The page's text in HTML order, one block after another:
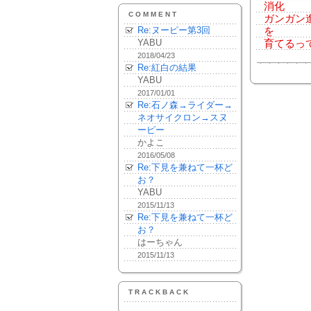
COMMENT
Re:ヌーピー第3回
YABU
2018/04/23
Re:紅白の結果
YABU
2017/01/01
Re:石ノ森→ライダー→
ネオサイクロン→スヌ
ーピー
かよこ
2016/05/08
Re:下見を兼ねて一杯ど
お？
YABU
2015/11/13
Re:下見を兼ねて一杯ど
お？
はーちゃん
2015/11/13
TRACKBACK
消化
ガンガン
を
育てるっ